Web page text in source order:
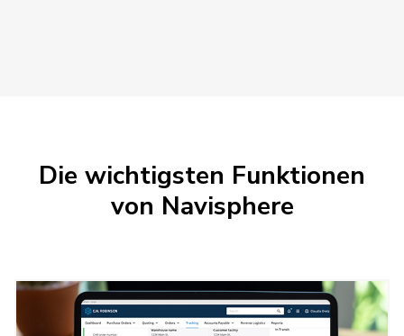
Die wichtigsten Funktionen
von Navisphere